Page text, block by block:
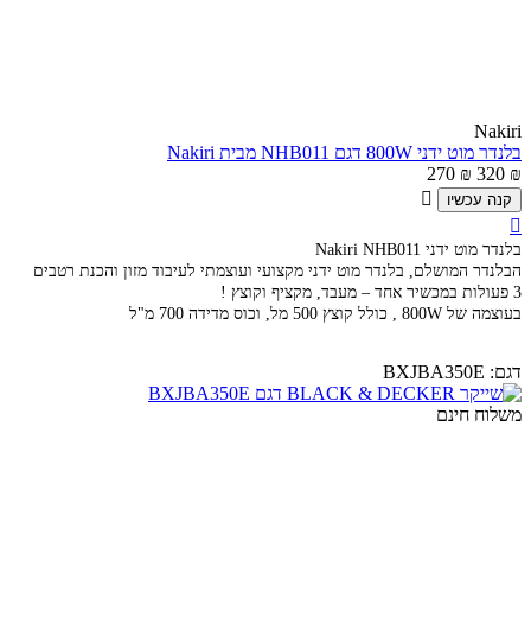
Nakiri
בלנדר מוט ידני 800W דגם NHB011 מבית Nakiri
320 ₪
270 ₪
קנה עכשיו


בלנדר מוט ידני Nakiri NHB011
הבלנדר המושלם, בלנדר מוט ידני מקצועי ועוצמתי לעיבוד מזון והכנת רטבים
3 פעולות במכשיר אחד – מעבד, מקציף וקוצץ !
בעוצמה של 800W , כולל קוצץ 500 מל, וכוס מדידה 700 מ"ל
דגם: BXJBA350E
משלוח חינם